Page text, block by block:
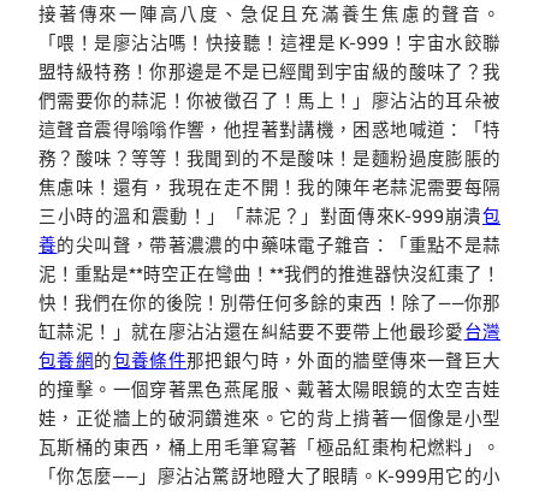
接著傳來一陣高八度、急促且充滿養生焦慮的聲音。
「喂！是廖沾沾嗎！快接聽！這裡是 K-999！宇宙水餃聯
盟特級特務！你那邊是不是已經聞到宇宙級的酸味了？我
們需要你的蒜泥！你被徵召了！馬上！」廖沾沾的耳朵被
這聲音震得嗡嗡作響，他捏著對講機，困惑地喊道：「特
務？酸味？等等！我聞到的不是酸味！是麵粉過度膨脹的
焦慮味！還有，我現在走不開！我的陳年老蒜泥需要每隔
三小時的溫和震動！」「蒜泥？」對面傳來K-999崩潰包
養的尖叫聲，帶著濃濃的中藥味電子雜音：「重點不是蒜
泥！重點是**時空正在彎曲！**我們的推進器快沒紅棗了！
快！我們在你的後院！別帶任何多餘的東西！除了——你那
缸蒜泥！」就在廖沾沾還在糾結要不要帶上他最珍愛台灣
包養網的包養條件那把銀勺時，外面的牆壁傳來一聲巨大
的撞擊。一個穿著黑色燕尾服、戴著太陽眼鏡的太空吉娃
娃，正從牆上的破洞鑽進來。它的背上揹著一個像是小型
瓦斯桶的東西，桶上用毛筆寫著「極品紅棗枸杞燃料」。
「你怎麼——」廖沾沾驚訝地瞪大了眼睛。K-999用它的小